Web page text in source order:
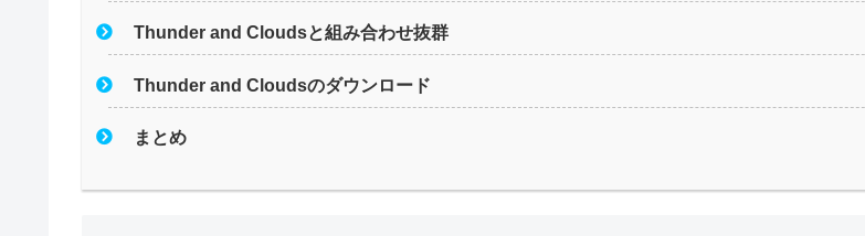
Thunder and Cloudsと組み合わせ抜群
Thunder and Cloudsのダウンロード
まとめ